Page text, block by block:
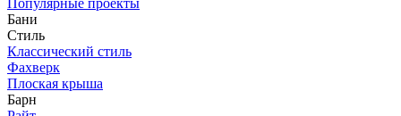
Популярные проекты
Бани
Стиль
Классический стиль
Фахверк
Плоская крыша
Барн